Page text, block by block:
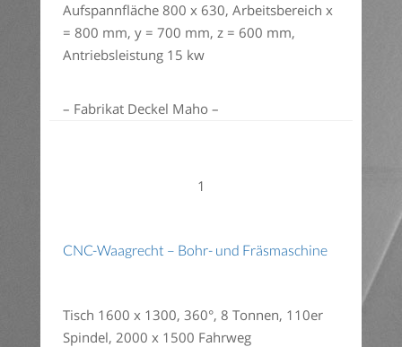
Aufspannfläche 800 x 630, Arbeitsbereich x
= 800 mm, y = 700 mm, z = 600 mm,
Antriebsleistung 15 kw
– Fabrikat Deckel Maho –
1
CNC-Waagrecht – Bohr- und Fräsmaschine
Tisch 1600 x 1300, 360°, 8 Tonnen, 110er
Spindel, 2000 x 1500 Fahrweg